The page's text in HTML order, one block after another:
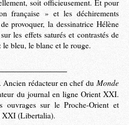
soit officieusement. Et pour
française » et les déchirements
provoquer, la dessinatrice Hélène
les effets saturés et contrastés de
bleu, le blanc et le rouge.
Ancien rédacteur en chef duMonde
du journal en ligne Orient XXI.
ouvrages sur le Proche-Orient et
XXI (Libertalia).